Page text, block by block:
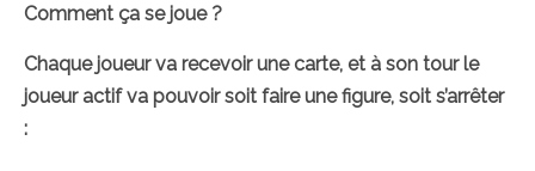
Comment ça se joue ?
Chaque joueur va recevoir une carte, et à son tour le
joueur actif va pouvoir soit faire une figure, soit s’arrêter
: